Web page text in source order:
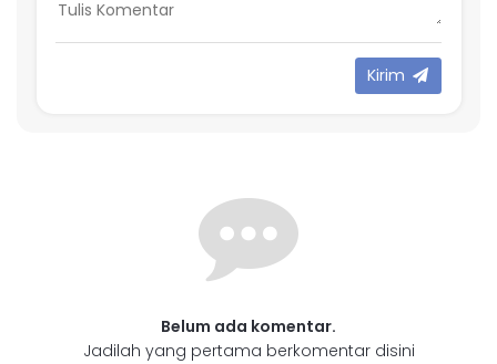
Kirim
Belum ada komentar.
Jadilah yang pertama berkomentar disini